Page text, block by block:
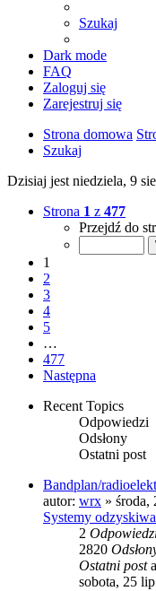
Szukaj
Dark mode
FAQ
Zaloguj się
Zarejestruj się
Strona domowa
Szukaj
Dzisiaj jest niedziela, 9
Strona 1 z 477
Przejdź do
1
2
3
4
5
…
477
Następna
Recent Topics
Odpowiedzi
Odsłony
Ostatni post
Bandplan/
autor: wrx » środa,
Systemy
2
2820
Ostatni post
sobota, 25